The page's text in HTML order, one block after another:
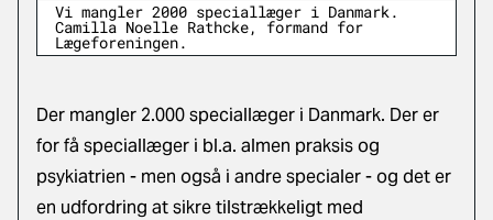
Vi mangler 2000 speciallæger i Danmark.
Camilla Noelle Rathcke, formand for
Lægeforeningen.
Der mangler 2.000 speciallæger i Danmark. Der er
for få speciallæger i bl.a. almen praksis og
psykiatrien - men også i andre specialer - og det er
en udfordring at sikre tilstrækkeligt med